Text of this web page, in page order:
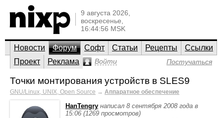
9 августа 2026,
воскресенье,
16:44:56 MSK
Новости Форум Софт Статьи Рецепты
Ссылки
Проект
Реклама Войти Постучаться
Точки монтирования устройств в SLES9
GNU/Linux, UNIX, Open Source → Аппаратное обеспечение
HanTengry написал 8 сентября 2008 года в
15:06 (1269 просмотров)